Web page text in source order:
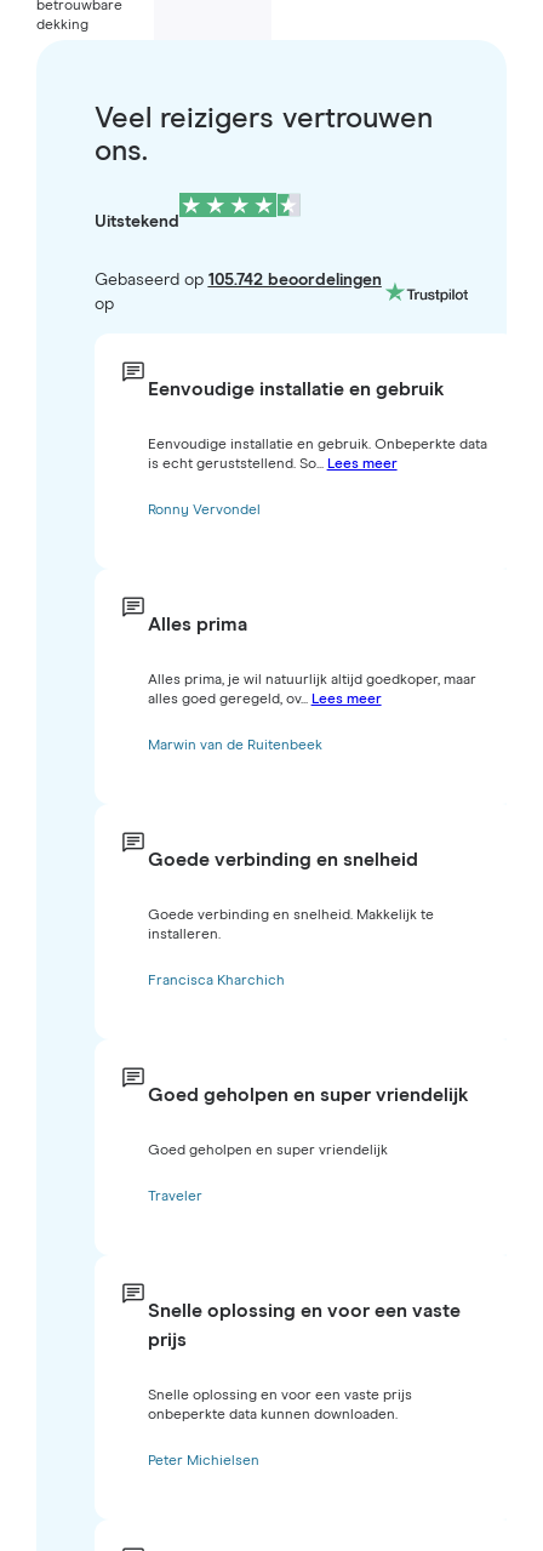
betrouwbare
dekking
Veel reizigers vertrouwen
ons.
Uitstekend
Gebaseerd op 105.742 beoordelingen
op
Eenvoudige installatie en gebruik
Eenvoudige installatie en gebruik. Onbeperkte data
is echt geruststellend. So... Lees meer
Ronny Vervondel
Alles prima
Alles prima, je wil natuurlijk altijd goedkoper, maar
alles goed geregeld, ov... Lees meer
Marwin van de Ruitenbeek
Goede verbinding en snelheid
Goede verbinding en snelheid. Makkelijk te
installeren.
Francisca Kharchich
Goed geholpen en super vriendelijk
Goed geholpen en super vriendelijk
Traveler
Snelle oplossing en voor een vaste
prijs
Snelle oplossing en voor een vaste prijs
onbeperkte data kunnen downloaden.
Peter Michielsen